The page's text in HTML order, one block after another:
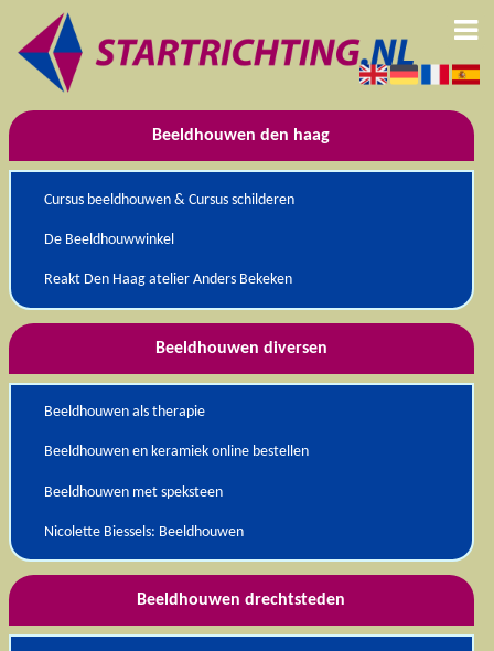
Beeldhouwen den haag
Cursus beeldhouwen & Cursus schilderen
De Beeldhouwwinkel
Reakt Den Haag atelier Anders Bekeken
Beeldhouwen diversen
Beeldhouwen als therapie
Beeldhouwen en keramiek online bestellen
Beeldhouwen met speksteen
Nicolette Biessels: Beeldhouwen
Beeldhouwen drechtsteden